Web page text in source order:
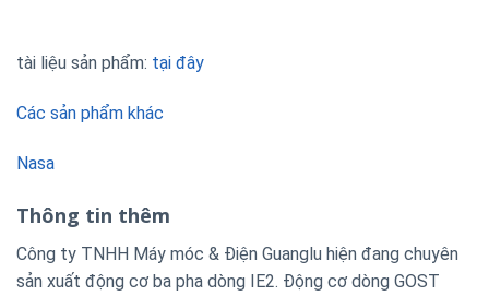
tài liệu sản phẩm: tại đây
Các sản phẩm khác
Nasa
Thông tin thêm
Công ty TNHH Máy móc & Điện Guanglu hiện đang chuyên
sản xuất động cơ ba pha dòng IE2. Động cơ dòng GOST